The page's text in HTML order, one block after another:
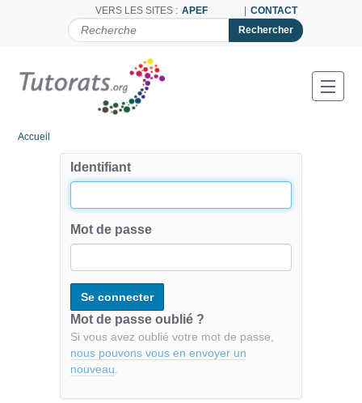
VERS LES SITES : APEF CONTACT
C
R
C
A
R
Accueil
Identifiant
Mot de passe
Mot de passe oublié ?
Si vous avez oublié votre mot de passe,
nous pouvons vous en envoyer un
nouveau